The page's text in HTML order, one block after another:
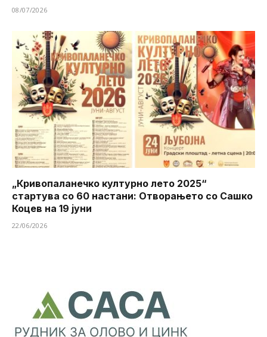
08/07/2026
„Кривопаланечко културно лето 2025“
стартува со 60 настани: Отворањето со Сашко
Коцев на 19 јуни
22/06/2026